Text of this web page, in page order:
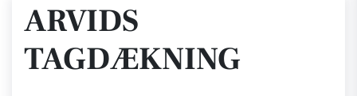
ARVIDS
TAGDÆKNING